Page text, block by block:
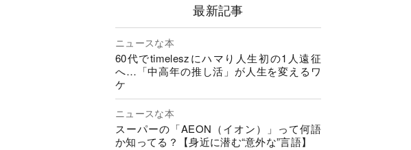
最新記事
ニュースな本
60代でtimeleszにハマり人生初の1人遠征
へ…「中高年の推し活」が人生を変えるワ
ケ
ニュースな本
スーパーの「AEON（イオン）」って何語
か知ってる？【身近に潜む“意外な”言語】